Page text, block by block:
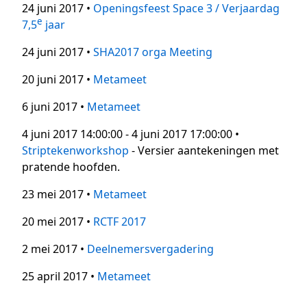
24 juni 2017 • Openingsfeest Space 3 / Verjaardag
7,5e jaar
24 juni 2017 • SHA2017 orga Meeting
20 juni 2017 • Metameet
6 juni 2017 • Metameet
4 juni 2017 14:00:00 - 4 juni 2017 17:00:00 •
Striptekenworkshop - Versier aantekeningen met
pratende hoofden.
23 mei 2017 • Metameet
20 mei 2017 • RCTF 2017
2 mei 2017 • Deelnemersvergadering
25 april 2017 • Metameet